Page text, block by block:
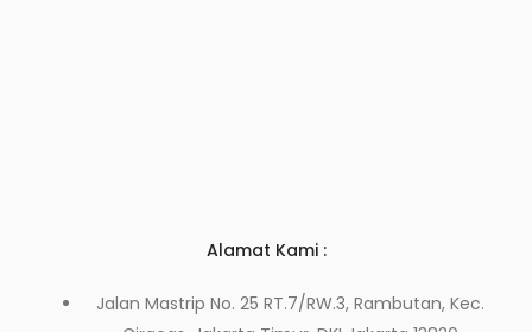
Alamat Kami :
Jalan Mastrip No. 25 RT.7/RW.3, Rambutan, Kec.